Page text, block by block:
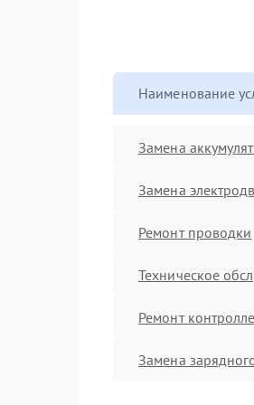
Наименование
Замена
Замена
Ремонт проводки
Техническое
Ремонт
Замена